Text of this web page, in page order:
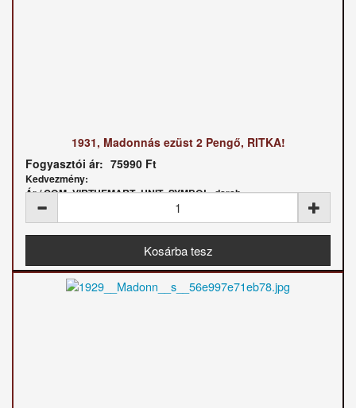
1931, Madonnás ezüst 2 Pengő, RITKA!
Fogyasztói ár: 75990 Ft
Kedvezmény:
Ár / COM_VIRTUEMART_UNIT_SYMBOL_darab: